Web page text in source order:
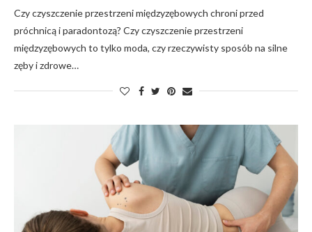
Czy czyszczenie przestrzeni międzyzębowych chroni przed
próchnicą i paradontozą? Czy czyszczenie przestrzeni
międzyzębowych to tylko moda, czy rzeczywisty sposób na silne
zęby i zdrowe…